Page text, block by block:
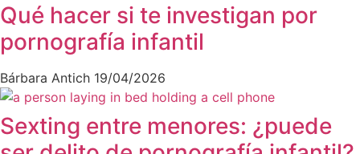
Qué hacer si te investigan por
pornografía infantil
Bárbara Antich 19/04/2026
Sexting entre menores: ¿puede